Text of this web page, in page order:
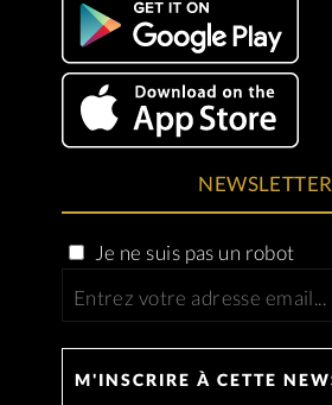
NEWSLETTER
Je ne suis pas un robot